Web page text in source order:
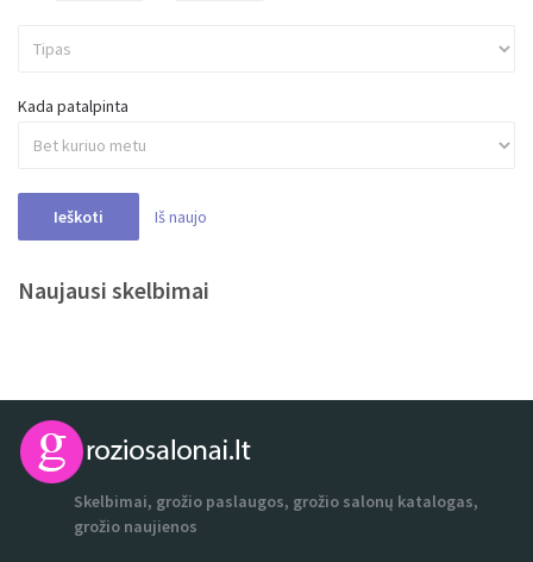
Kada patalpinta
Ieškoti Iš naujo
Naujausi skelbimai
Skelbimai, grožio paslaugos, grožio salonų katalogas,
grožio naujienos